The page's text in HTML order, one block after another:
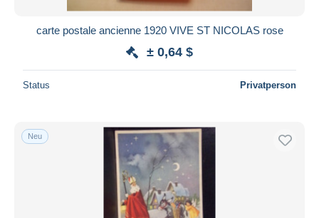
carte postale ancienne 1920 VIVE ST NICOLAS rose
± 0,64 $
Status Privatperson
Neu